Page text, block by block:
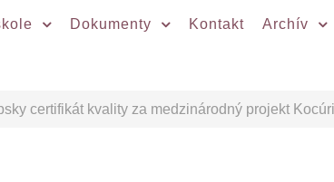
Dokumenty Kontakt Archív
certifikát kvality za medzinárodný projekt